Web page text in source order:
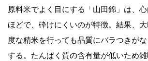
原料米でよく目にする「山田錦」は、
ほどで、砕けにくいのが特徴。結果、
度な精米を行っても品質にバラつきが
する。たんぱく質の含有量が低いため